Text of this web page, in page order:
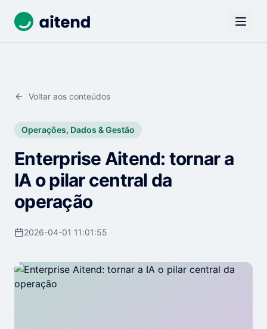
Voltar aos conteúdos
Operações, Dados & Gestão
Enterprise Aitend: tornar a
IA o pilar central da
operação
2026-04-01 11:01:55